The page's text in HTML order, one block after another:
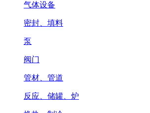
气体设备
密封、填料
泵
阀门
管材、管道
反应、储罐、炉